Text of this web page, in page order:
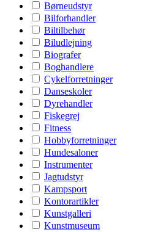
Børneudstyr
Bilforhandler
Biltilbehør
Biludlejning
Biografer
Boghandlere
Cykelforretninger
Danseskoler
Dyrehandler
Fiskegrej
Fitness
Hobbyforretninger
Hundesaloner
Instrumenter
Jagtudstyr
Kampsport
Kontorartikler
Kunstgalleri
Kunstmuseum